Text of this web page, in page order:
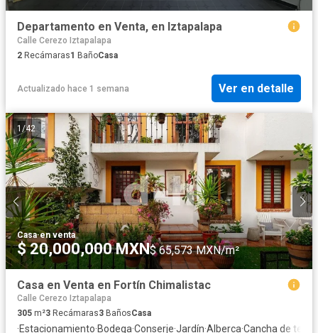
Departamento en Venta, en Iztapalapa
Calle Cerezo Iztapalapa
2 Recámaras1 BañoCasa
Actualizado hace 1 semana Ver en detalle
1 /42
Casa·en venta
$ 20,000,000 MXN$ 65,573 MXN/m²
Casa en Venta en Fortín Chimalistac
Calle Cerezo Iztapalapa
305 m²3 Recámaras3 BañosCasa
·Estacionamiento·Bodega·Conserje·Jardín·Alberca·Cancha de tenis